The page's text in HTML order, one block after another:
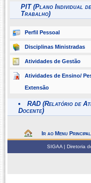
PIT (Plano Individual de
Trabalho)
Perfil Pessoal
Disciplinas Ministradas
Atividades de Gestão
Atividades de Ensino/
Extensão
RAD (Relatório de
Docente)
Ir ao Menu Principal
SIGAA | Diretoria